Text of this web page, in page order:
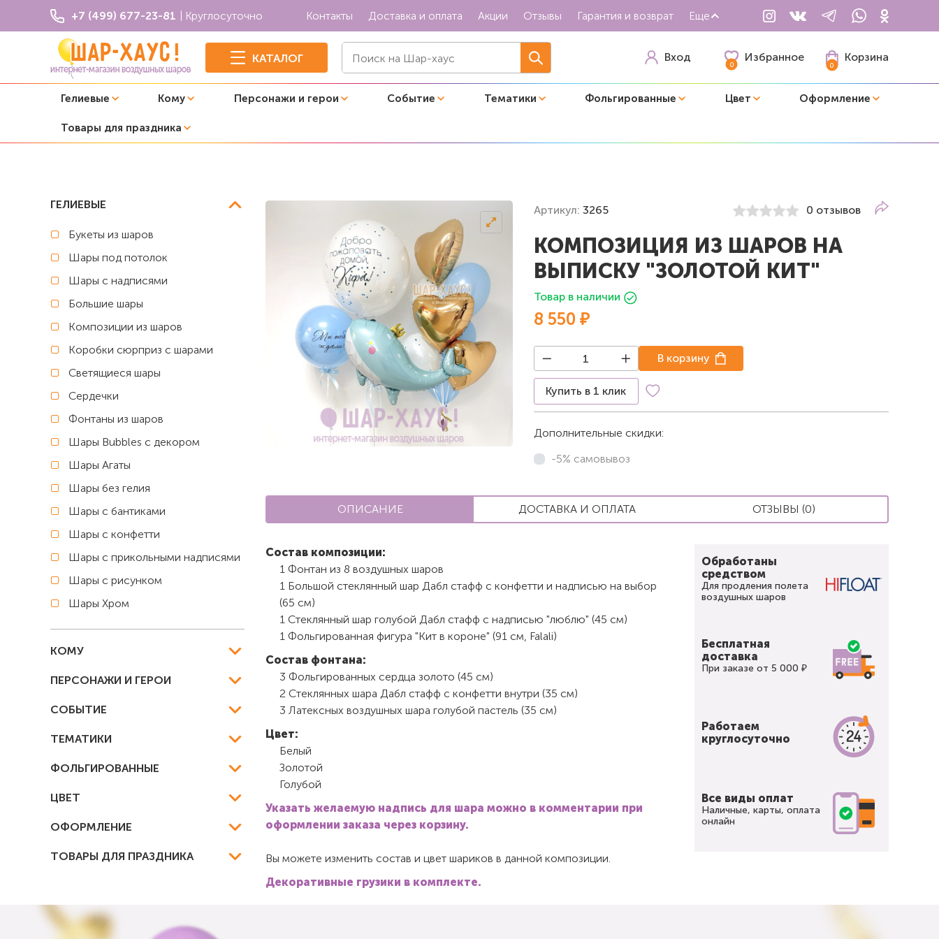
+7 (499) 677-23-81 | Круглосуточно Контакты Доставка и оплата Акции Отзывы Гарантия и возврат Еще
КАТАЛОГ Вход
0
Избранное
0
Корзина
Гелиевые Кому Персонажи и герои Событие Тематики Фольгированные Цвет Оформление
Товары для праздника
Выписка из роддома
ГЕЛИЕВЫЕ
Букеты из шаров
Шары под потолок
Шары с надписями
Большие шары
Композиции из шаров
Коробки сюрприз с шарами
Светящиеся шары
Сердечки
Фонтаны из шаров
Шары Bubbles с декором
Шары Агаты
Шары без гелия
Шары с бантиками
Шары с конфетти
Шары с прикольными надписями
Шары с рисунком
Шары Хром
КОМУ
ПЕРСОНАЖИ И ГЕРОИ
СОБЫТИЕ
ТЕМАТИКИ
ФОЛЬГИРОВАННЫЕ
ЦВЕТ
ОФОРМЛЕНИЕ
ТОВАРЫ ДЛЯ ПРАЗДНИКА
Артикул: 3265 0 отзывов
КОМПОЗИЦИЯ ИЗ ШАРОВ НА
ВЫПИСКУ "ЗОЛОТОЙ КИТ"
Товар в наличии
8 550 ₽
Купить в 1 клик
В корзину
Дополнительные скидки:
-5% самовывоз
ОПИСАНИЕ ДОСТАВКА И ОПЛАТА ОТЗЫВЫ (0)
Состав композиции:
1 Фонтан из 8 воздушных шаров
1 Большой стеклянный шар Дабл стафф с конфетти и надписью на выбор
(65 см)
1 Стеклянный шар голубой Дабл стафф с надписью "люблю" (45 см)
1 Фольгированная фигура "Кит в короне" (91 см, Falali)
Состав фонтана:
3 Фольгированных сердца золото (45 см)
2 Стеклянных шара Дабл стафф с конфетти внутри (35 см)
3 Латексных воздушных шара голубой пастель (35 см)
Цвет:
Белый
Золотой
Голубой
Указать желаемую надпись для шара можно в комментарии при
оформлении заказа через корзину.
Вы можете изменить состав и цвет шариков в данной композиции.
Декоративные грузики в комплекте.
Обработаны
средством
Для продления полета
воздушных шаров
Бесплатная
доставка
При заказе от 5 000 ₽
Работаем
круглосуточно
Все виды оплат
Наличные, карты, оплата
онлайн